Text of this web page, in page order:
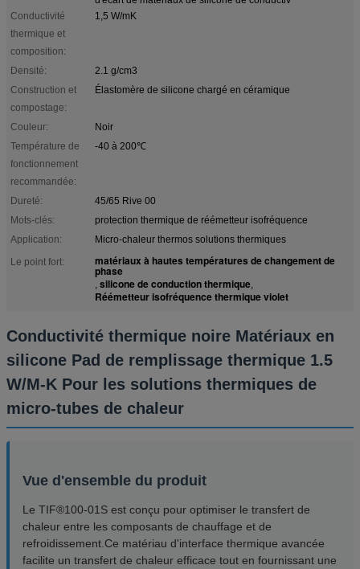
Conductivité
thermique et
composition:
1,5 W/mK
Densité:
2.1 g/cm3
Construction et
compostage:
Élastomère de silicone chargé en céramique
Couleur:
Noir
Température de
fonctionnement
recommandée:
-40 à 200℃
Dureté:
45/65 Rive 00
Mots-clés:
protection thermique de réémetteur isofréquence
Application:
Micro-chaleur thermos solutions thermiques
Le point fort:
matériaux à hautes températures de changement de
phase
, silicone de conduction thermique,
Réémetteur isofréquence thermique violet
Conductivité thermique noire Matériaux en
silicone Pad de remplissage thermique 1.5
W/M-K Pour les solutions thermiques de
micro-tubes de chaleur
Vue d'ensemble du produit
Le TIF®100-01S est conçu pour optimiser le transfert de
chaleur entre les composants de chauffage et de
refroidissement.Ce matériau d'interface thermique avancée
facilite un transfert de chaleur efficace tout en fournissant une